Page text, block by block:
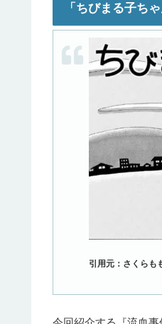
「ちびまる子ち
引用元：さくらも